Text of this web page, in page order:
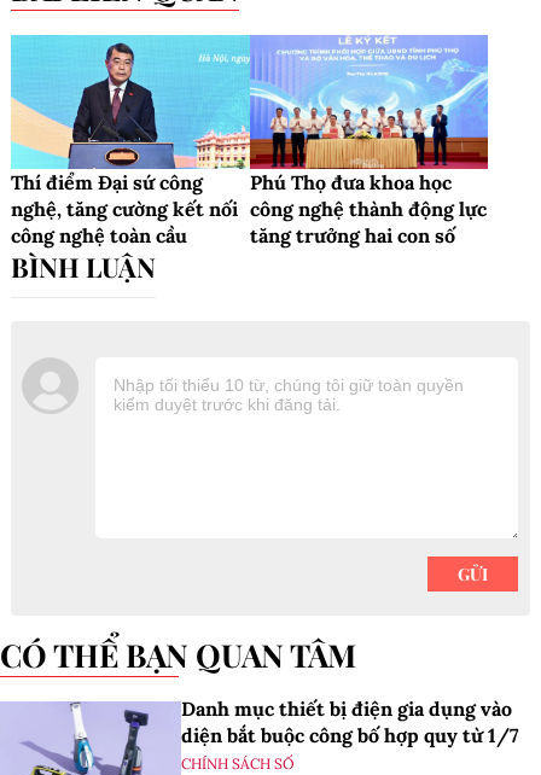
Thí điểm Đại sứ công
nghệ, tăng cường kết nối
công nghệ toàn cầu
Phú Thọ đưa khoa học
công nghệ thành động lực
tăng trưởng hai con số
CÓ THỂ BẠN QUAN TÂM
Danh mục thiết bị điện gia dụng vào
diện bắt buộc công bố hợp quy từ 1/7
CHÍNH SÁCH SỐ